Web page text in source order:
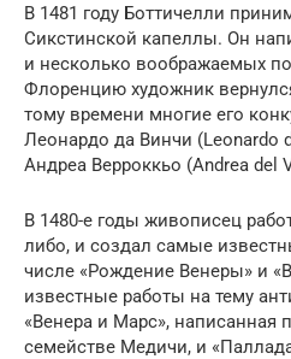
В 1481 году Боттичелли
Сикстинской капеллы. Он
и несколько воображаемых
Флоренцию художник
тому времени многие его
Леонардо да Винчи (Leonardo
Андреа Верроккьо (Andrea
В 1480-е годы живописец
либо, и создал самые
числе «Рождение Венеры» и
известные работы на тему
«Венера и Марс», написанная
семействе Медичи, и